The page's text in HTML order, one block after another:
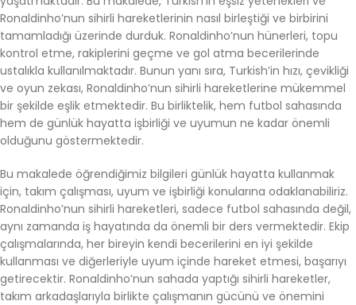
Ronaldinho’nun sihirli hareketlerinin nasıl birleştiği ve birbirini
tamamladığı üzerinde durduk. Ronaldinho’nun hünerleri, topu
kontrol etme, rakiplerini geçme ve gol atma becerilerinde
ustalıkla kullanılmaktadır. Bunun yanı sıra, Turkish’in hızı, çevikliği
ve oyun zekası, Ronaldinho’nun sihirli hareketlerine mükemmel
bir şekilde eşlik etmektedir. Bu birliktelik, hem futbol sahasında
hem de günlük hayatta işbirliği ve uyumun ne kadar önemli
olduğunu göstermektedir.
Bu makalede öğrendiğimiz bilgileri günlük hayatta kullanmak
için, takım çalışması, uyum ve işbirliği konularına odaklanabiliriz.
Ronaldinho’nun sihirli hareketleri, sadece futbol sahasında değil,
aynı zamanda iş hayatında da önemli bir ders vermektedir. Ekip
çalışmalarında, her bireyin kendi becerilerini en iyi şekilde
kullanması ve diğerleriyle uyum içinde hareket etmesi, başarıyı
getirecektir. Ronaldinho’nun sahada yaptığı sihirli hareketler,
takım arkadaşlarıyla birlikte çalışmanın gücünü ve önemini